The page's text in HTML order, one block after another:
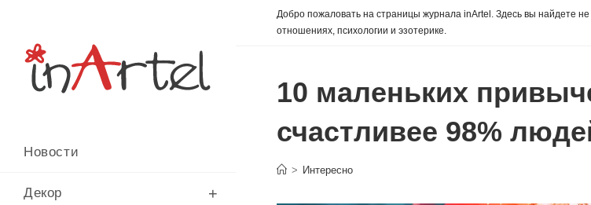
ПерейтиДобро пожаловать на страницы журнала inArtel. Здесь вы найдете
отношениях, психологии и эзотерике.
Новости
Декор
10 маленьких
счастливее 98%
> Интересно